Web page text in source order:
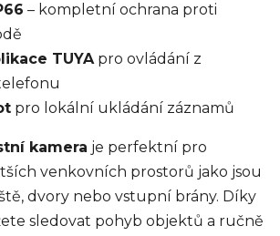
– kompletní ochrana proti
TUYApro ovládání z
pro lokální ukládání záznamů
kamera je perfektní pro
venkovních prostorů jako jsou
dvory nebo vstupní brány. Díky
sledovat pohyb objektů a ručně